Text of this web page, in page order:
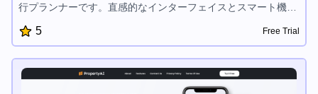
行プランナーです。直感的なインターフェイスとスマート機能
を探索し、旅行のヒントにアクセスできます。Travexは休暇の
計画プロセスを簡素化し、旅行を楽しむことに集中できるよう
5 Free Trial